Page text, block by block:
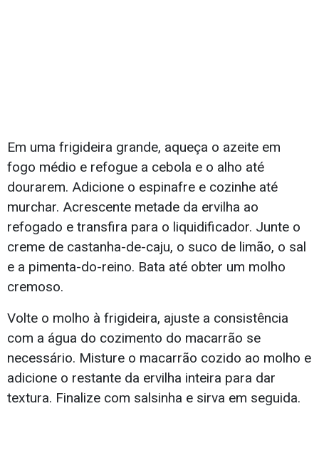
Em uma frigideira grande, aqueça o azeite em
fogo médio e refogue a cebola e o alho até
dourarem. Adicione o espinafre e cozinhe até
murchar. Acrescente metade da ervilha ao
refogado e transfira para o liquidificador. Junte o
creme de castanha-de-caju, o suco de limão, o sal
e a pimenta-do-reino. Bata até obter um molho
cremoso.
Volte o molho à frigideira, ajuste a consistência
com a água do cozimento do macarrão se
necessário. Misture o macarrão cozido ao molho e
adicione o restante da ervilha inteira para dar
textura. Finalize com salsinha e sirva em seguida.